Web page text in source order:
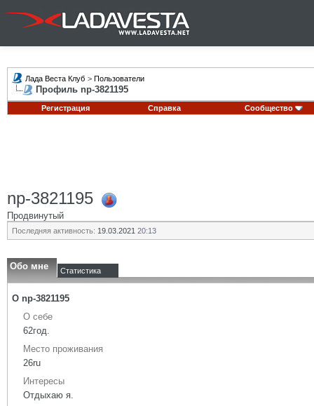
Лада Веста Клуб > Пользователи
Профиль np-3821195
Регистрация Справка Сообщество
np-3821195
Продвинутый
Последняя активность: 19.03.2021 20:13
Обо мне Статистика
О np-3821195
О себе
62год.
Место проживания
26ru
Интересы
Отдыхаю я.